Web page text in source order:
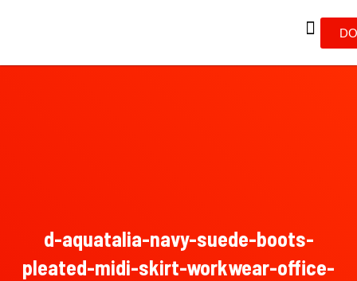
d-aquatalia-navy-suede-boots-
pleated-midi-skirt-workwear-office-